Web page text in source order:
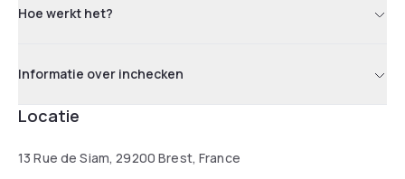
Hoe werkt het?
Informatie over inchecken
Locatie
13 Rue de Siam, 29200 Brest, France